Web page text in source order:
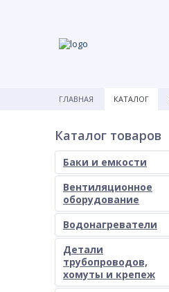
ГЛАВНАЯ КАТАЛОГ
Каталог товаров
Баки и емкости
Вентиляционное
оборудование
Водонагреватели
Детали
трубопроводов,
хомуты и крепеж